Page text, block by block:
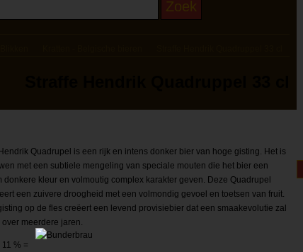
Quadrupel is een rijk en intens donker bier van hoge gisting. Het is
met een subtiele mengeling van speciale mouten die het bier een
donkere kleur en volmoutig complex karakter geven. Deze Quadrupel
een zuivere droogheid met een volmondig gevoel en toetsen van fruit.
op de fles creëert een levend provisiebier dat een smaakevolutie zal
over meerdere jaren.
% =